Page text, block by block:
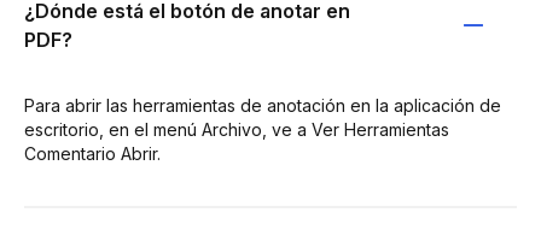
¿Dónde está el botón de anotar en
PDF?
Para abrir las herramientas de anotación en la aplicación de
escritorio, en el menú Archivo, ve a Ver Herramientas
Comentario Abrir.